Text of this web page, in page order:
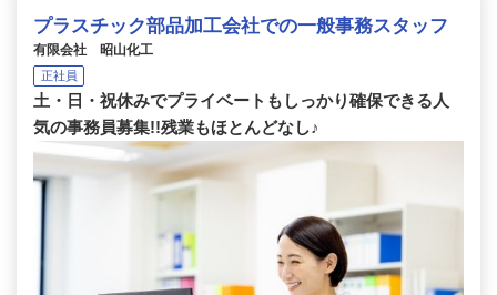
プラスチック部品加工会社での一般事務スタッフ
有限会社 昭山化工
正社員
土・日・祝休みでプライベートもしっかり確保できる人
気の事務員募集!!残業もほとんどなし♪